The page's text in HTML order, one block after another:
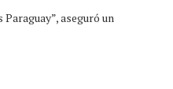
aseguró un